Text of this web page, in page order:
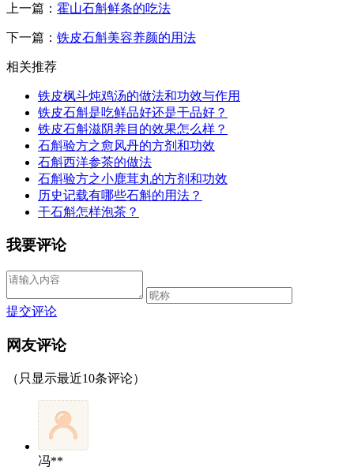
上一篇： 霍山石斛鲜条的吃法
下一篇： 铁皮石斛美容养颜的用法
相关推荐
铁皮枫斗炖鸡汤的做法和功效与作用
铁皮石斛是吃鲜品好还是干品好？
铁皮石斛滋阴养目的效果怎么样？
石斛验方之愈风丹的方剂和功效
石斛西洋参茶的做法
石斛验方之小鹿茸丸的方剂和功效
历史记载有哪些石斛的用法？
干石斛怎样泡茶？
我要评论
提交评论
网友评论
（只显示最近10条评论）
冯**